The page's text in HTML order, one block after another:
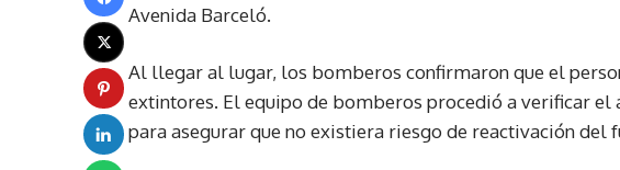
Avenida Barceló.
Al llegar al lugar, los bomberos confirmaron que el
extintores. El equipo de bomberos procedió a verificar el
para asegurar que no existiera riesgo de reactivación del